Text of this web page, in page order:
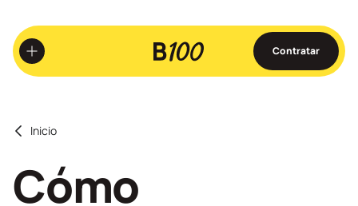
Ir
al
contenido
principal
Contratar
Inicio
Cómo